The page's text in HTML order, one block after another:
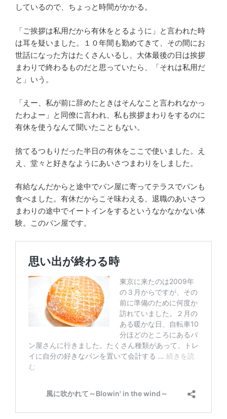
しているので、ちょっと時間がかかる。
「ご挨拶は私用だから有休をとるように」と言われた時
は耳を疑いました。１０年間も勤めてきて、その間にお
世話になった方はたくさんいるし、大体最後の日は挨拶
まわりで終わるものだと思っていたら、「それは私用だ
と」いう。
「えー、私が前に辞めたときはそんなこと言われなかっ
たわよー」と同僚に言われ、私も挨拶まわりをするのに
有休を使うなんて聞いたこともない。
捨てるつもりだった半日の有休をここで使いました。え
え、堂々と好きなようにあいさつまわりをしました。
有給なんだからと途中でパン屋に寄ってテラスでパンも
食べました。有休だからこそ味わえる、退職のあいさつ
まわりの途中でイートインをするというなかなかない体
験。このパン屋です。